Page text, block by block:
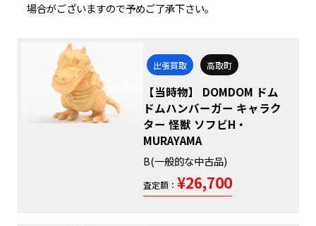
場合がございますので予めご了承下さい。
出張買取 高取町
【当時物】 DOMDOM ドム
ドムハンバーガー キャラク
ター 怪獣 ソフビH・
MURAYAMA
B(一般的な中古品)
査定額： ¥26,700